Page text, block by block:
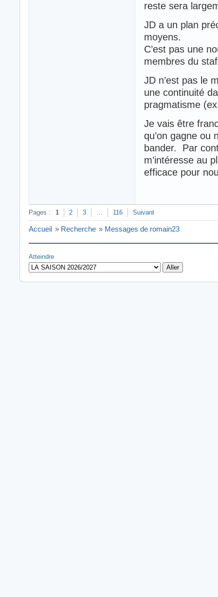
reste sera
JD a un plan
moyens.
C’est pas une
membres du
JD n’est pas le
une continuité
pragmatisme
Je vais être
qu’on gagne ou
bander. Par
m’intéresse au
efficace pour
Pages : 1 2 3 … 116 Suivant
Accueil » Recherche » Messages de romain23
Atteindre